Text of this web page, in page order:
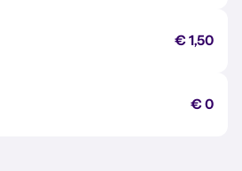
€ 1,50
€ 0